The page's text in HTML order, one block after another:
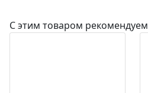
С этим товаром рекомендуем